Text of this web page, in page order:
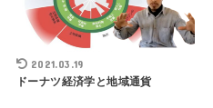
2021.03.19
ドーナツ経済学と地域通貨